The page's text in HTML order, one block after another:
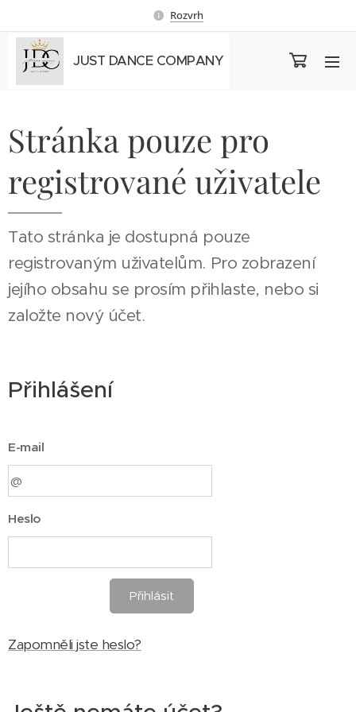
Rozvrh
JUST DANCE COMPANY
Stránka pouze pro
registrované uživatele
Tato stránka je dostupná pouze
registrovaným uživatelům. Pro zobrazení
jejího obsahu se prosím přihlaste, nebo si
založte nový účet.
Přihlášení
E-mail
Heslo
Přihlásit
Zapomněli jste heslo?